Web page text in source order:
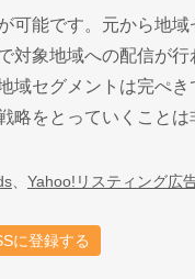
可能です。元から地
対象地域への配信が
域セグメントは完ぺ
略をとっていくことは
Yahoo!リスティング広
に登録する